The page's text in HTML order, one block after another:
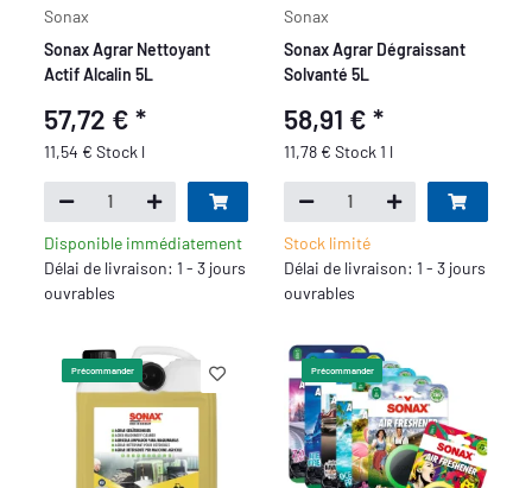
Sonax
Sonax Agrar Nettoyant
Actif Alcalin 5L
57,72 €*
11,54 € Stock l
Disponible immédiatement
Délai de livraison: 1 - 3 jours
ouvrables
Sonax
Sonax Agrar Dégraissant
Solvanté 5L
58,91 € *
11,78 € Stock 1 l
Stock limité
Délai de livraison: 1 - 3 jours
ouvrables
Précommander Précommander